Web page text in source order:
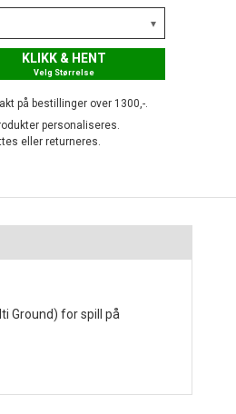
KLIKK & HENT
Velg Størrelse
på bestillinger over 1300,-.
personaliseres.
eller returneres.
Ground) for spill på